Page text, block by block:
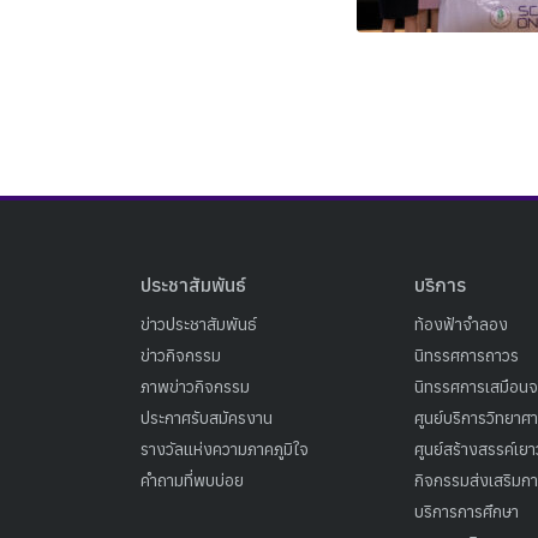
ประชาสัมพันธ์
ข่าวประชาสัมพันธ์
ข่าวกิจกรรม
ภาพข่าวกิจกรรม
ประกาศรับสมัครงาน
รางวัลแห่งความภาคภูมิใจ
คำถามที่พบบ่อย
บริการ
ท้องฟ้าจำลอง
นิทรรศการถาวร
นิทรรศการเสมือน
ศูนย์บริการวิทยาศ
ศูนย์สร้างสรรค์เย
กิจกรรมส่งเสริมก
บริการการศึกษา